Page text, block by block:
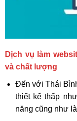
Dịch vụ làm
và chất lượng
Đến với Thái
thiết kế thấp
năng cũng như